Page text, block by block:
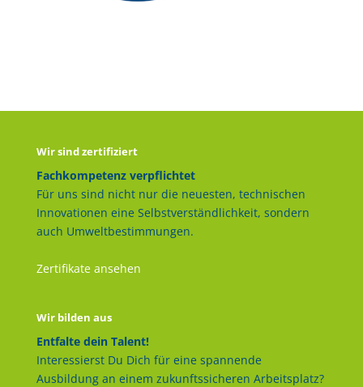
Wir sind zertifiziert
Fachkompetenz verpflichtet
Für uns sind nicht nur die neuesten, technischen
Innovationen eine Selbstverständlichkeit, sondern
auch Umweltbestimmungen.
Zertifikate ansehen
Wir bilden aus
Entfalte dein Talent!
Interessierst Du Dich für eine spannende
Ausbildung an einem zukunftssicheren Arbeitsplatz?